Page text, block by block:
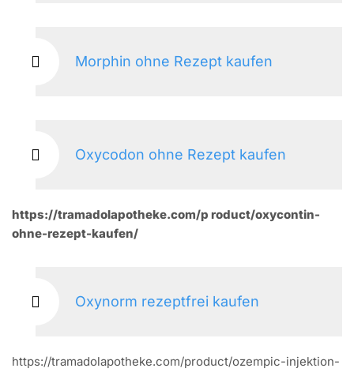
Morphin ohne Rezept kaufen
Oxycodon ohne Rezept kaufen
https://tramadolapotheke.com/p roduct/oxycontin-
ohne-rezept-kaufen/
Oxynorm rezeptfrei kaufen
https://tramadolapotheke.com/product/ozempic-injektion-